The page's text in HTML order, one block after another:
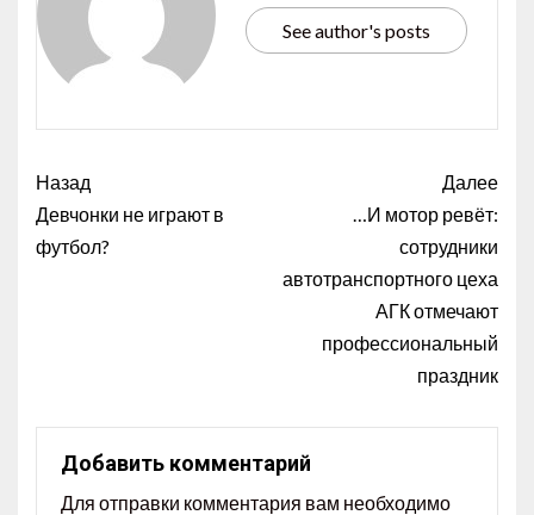
See author's posts
Назад
Девчонки не играют в
футбол?
Далее
…И мотор ревёт:
сотрудники
автотранспортного цеха
АГК отмечают
профессиональный
праздник
Добавить комментарий
Для отправки комментария вам необходимо